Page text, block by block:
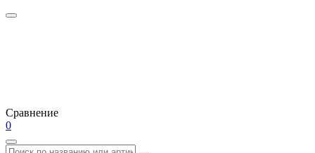
Сравнение
0